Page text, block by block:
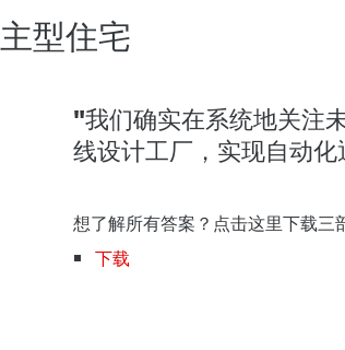
型住宅
"我们确实在系统地关注
线设计工厂，实现自动化
想了解所有答案？点击这里下载三
下载